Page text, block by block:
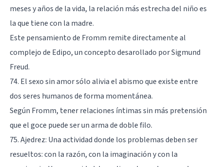
meses y años de la vida, la relación más estrecha del niño es
la que tiene con la madre.
Este pensamiento de Fromm remite directamente al
complejo de Edipo, un concepto desarollado por Sigmund
Freud.
74. El sexo sin amor sólo alivia el abismo que existe entre
dos seres humanos de forma momentánea.
Según Fromm, tener relaciones íntimas sin más pretensión
que el goce puede ser un arma de doble filo.
75. Ajedrez: Una actividad donde los problemas deben ser
resueltos: con la razón, con la imaginación y con la